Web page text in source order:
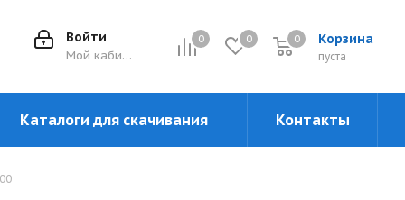
0 0 Корзина
0
пуста
0
Войти
Мой кабинет
Каталоги для скачивания Контакты